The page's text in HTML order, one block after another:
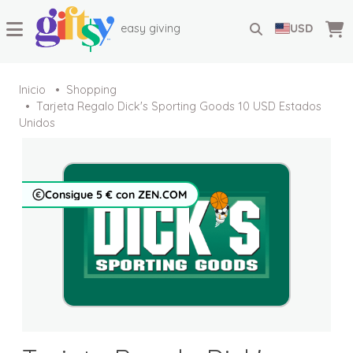
easy giving USD
Inicio
Shopping
Tarjeta Regalo Dick's Sporting Goods 10 USD Estados
Unidos
Consigue 5 € con ZEN.COM